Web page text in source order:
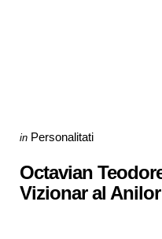
Categories
Posted
in Personalitati
Octavian
Vizionar al Anilor